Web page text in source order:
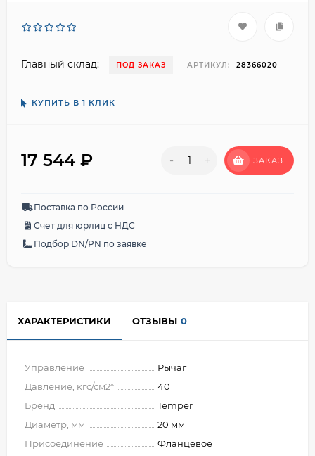
Главный склад: ПОД ЗАКАЗ АРТИКУЛ: 28366020
КУПИТЬ В 1 КЛИК
17 544 ₽ - + ЗАКАЗ
Поставка по России
Счет для юрлиц с НДС
Подбор DN/PN по заявке
ХАРАКТЕРИСТИКИ ОТЗЫВЫ 0
Управление
Рычаг
Давление, кгс/см2*
40
Бренд
Temper
Диаметр, мм
20 мм
Присоединение
Фланцевое